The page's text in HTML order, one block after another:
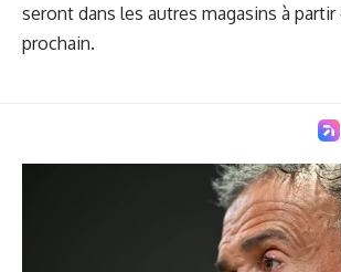
seront dans les autres magasins à partir
prochain.